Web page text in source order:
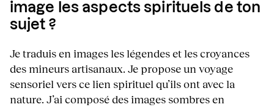
image les aspects spirituels de ton
sujet ?
Je traduis en images les légendes et les croyances
des mineurs artisanaux. Je propose un voyage
sensoriel vers ce lien spirituel qu’ils ont avec la
nature. J’ai composé des images sombres en